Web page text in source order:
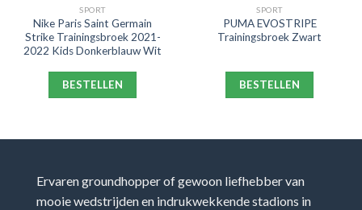
SPORT
Nike Paris Saint Germain
Strike Trainingsbroek 2021-
2022 Kids Donkerblauw Wit
BESTELLEN
SPORT
PUMA EVOSTRIPE
Trainingsbroek Zwart
BESTELLEN
Ervaren groundhopper of gewoon liefhebber van
mooie wedstrijden en indrukwekkende stadions in